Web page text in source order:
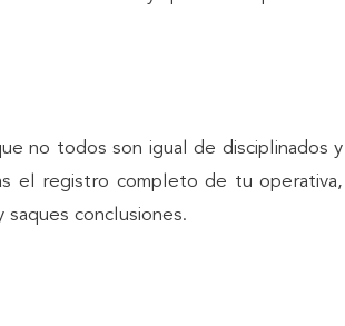
no todos son igual de disciplinados y
el registro completo de tu operativa,
conclusiones.